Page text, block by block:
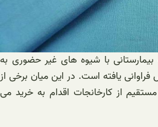
با شیوه های غیر حضوری به
یافته است. در این میان برخی از
از کارخانجات اقدام به خرید می